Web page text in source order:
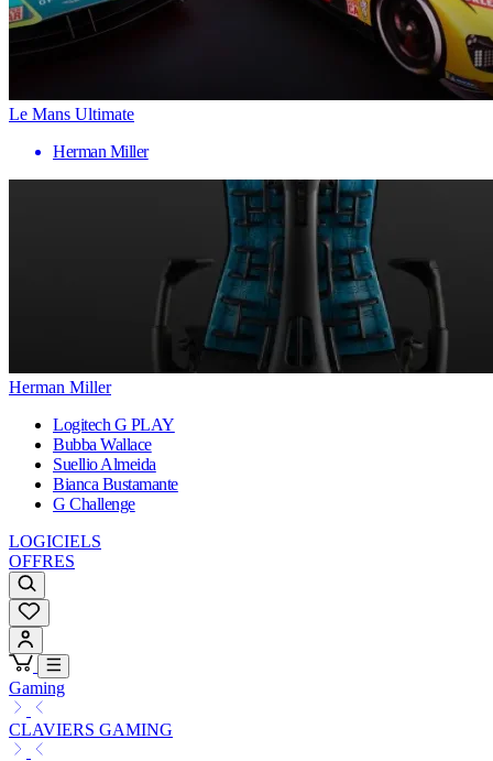
Le Mans Ultimate
Herman Miller
Herman Miller
Logitech G PLAY
Bubba Wallace
Suellio Almeida
Bianca Bustamante
G Challenge
LOGICIELS
OFFRES
Gaming
CLAVIERS GAMING